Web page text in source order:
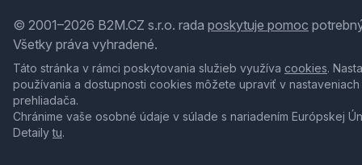
© 2001–2026 B2M.CZ s.r.o. rada poskytuje pomoc
Všetky práva vyhradené.
Táto stránka v rámci poskytovania služieb využíva cookies.
používania a dostupnosti cookies môžete upraviť v nastaveniach
prehliadača.
Chránime vaše osobné údaje v súlade s nariadením Európskej
Detailytu.